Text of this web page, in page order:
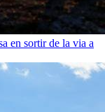
en sortir de la via a